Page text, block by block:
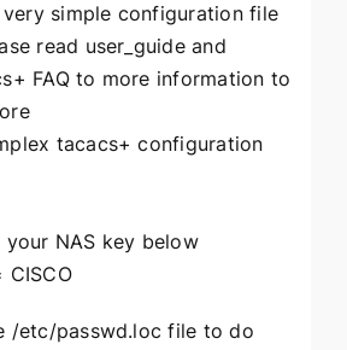
simple configuration file
read user_guide and
FAQ to more information to
tacacs+ configuration
your NAS key below
CISCO
/etc/passwd.loc file to do